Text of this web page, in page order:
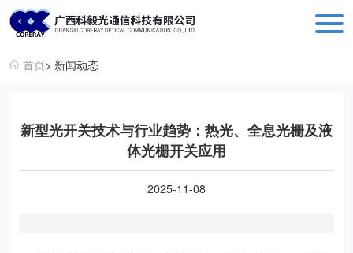
科毅光通信 - 光开关器件与设备生产销售厂商
首页> 新闻动态
新型光开关技术与行业趋势：热光、全息光栅及液
体光栅开关应用
2025-11-08